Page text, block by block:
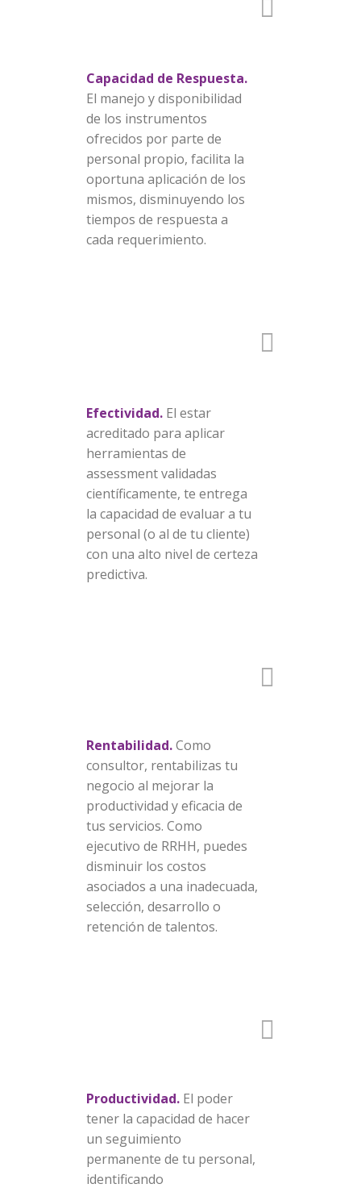
Capacidad de Respuesta.
El manejo y disponibilidad
de los instrumentos
ofrecidos por parte de
personal propio, facilita la
oportuna aplicación de los
mismos, disminuyendo los
tiempos de respuesta a
cada requerimiento.
Efectividad. El estar
acreditado para aplicar
herramientas de
assessment validadas
científicamente, te entrega
la capacidad de evaluar a tu
personal (o al de tu cliente)
con una alto nivel de certeza
predictiva.
Rentabilidad.Como
consultor, rentabilizas tu
negocio al mejorar la
productividad y eficacia de
tus servicios. Como
ejecutivo de RRHH, puedes
disminuir los costos
asociados a una inadecuada,
selección, desarrollo o
retención de talentos.
Productividad. El poder
tener la capacidad de hacer
un seguimiento
permanente de tu personal,
identificando